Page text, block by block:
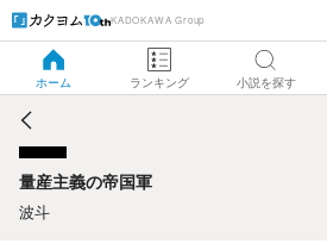
KADOKAWA Group
ホーム ランキング 小説を探す
量産主義の帝国軍
量産主義の帝国軍
波斗